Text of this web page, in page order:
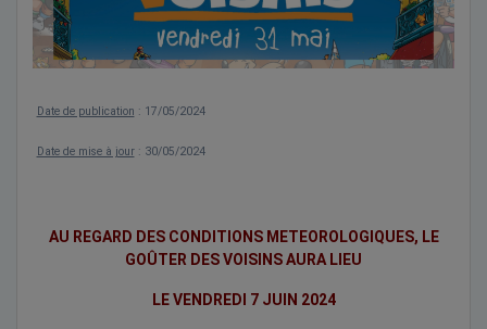
Date de publication : 17/05/2024
Date de mise à jour: 30/05/2024
AU REGARD DES CONDITIONS METEOROLOGIQUES, LE
GOÛTER DES VOISINS AURA LIEU
LE VENDREDI 7 JUIN 2024